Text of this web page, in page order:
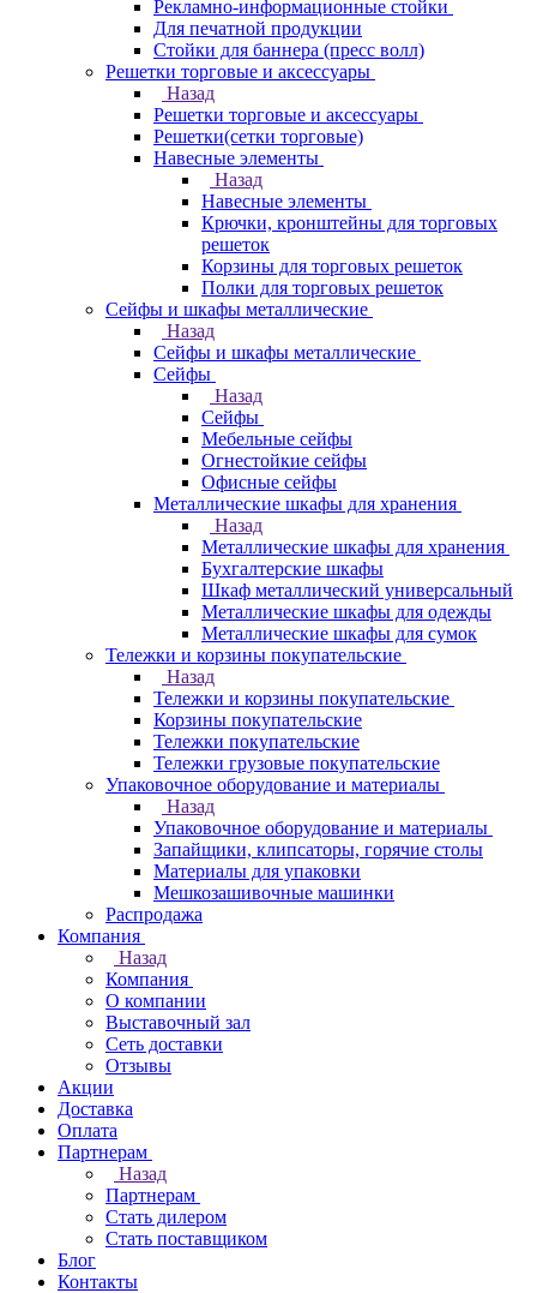
Рекламно-информационные стойки
Для печатной продукции
Стойки для баннера (пресс волл)
Решетки торговые и аксессуары
Назад
Решетки торговые и аксессуары
Решетки(сетки торговые)
Навесные элементы
Назад
Навесные элементы
Крючки, кронштейны для торговых
решеток
Корзины для торговых решеток
Полки для торговых решеток
Сейфы и шкафы металлические
Назад
Сейфы и шкафы металлические
Сейфы
Назад
Сейфы
Мебельные сейфы
Огнестойкие сейфы
Офисные сейфы
Металлические шкафы для хранения
Назад
Металлические шкафы для хранения
Бухгалтерские шкафы
Шкаф металлический универсальный
Металлические шкафы для одежды
Металлические шкафы для сумок
Тележки и корзины покупательские
Назад
Тележки и корзины покупательские
Корзины покупательские
Тележки покупательские
Тележки грузовые покупательские
Упаковочное оборудование и материалы
Назад
Упаковочное оборудование и материалы
Запайщики, клипсаторы, горячие столы
Материалы для упаковки
Мешкозашивочные машинки
Распродажа
Компания
Назад
Компания
О компании
Выставочный зал
Сеть доставки
Отзывы
Акции
Доставка
Оплата
Партнерам
Назад
Партнерам
Стать дилером
Стать поставщиком
Блог
Контакты